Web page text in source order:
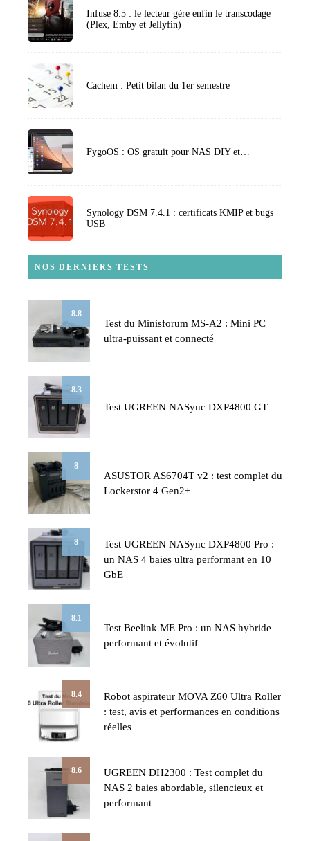
Infuse 8.5 : le lecteur gère enfin le transcodage
(Plex, Emby et Jellyfin)
Cachem : Petit bilan du 1er semestre
FygoOS : OS gratuit pour NAS DIY et…
Synology DSM 7.4.1 : certificats KMIP et bugs
USB
NOS DERNIERS TESTS
8.8
Test du Minisforum MS-A2 : Mini PC
ultra-puissant et connecté
8.3
Test UGREEN NASync DXP4800 GT
8
ASUSTOR AS6704T v2 : test complet du
Lockerstor 4 Gen2+
8
Test UGREEN NASync DXP4800 Pro :
un NAS 4 baies ultra performant en 10
GbE
8.1
Test Beelink ME Pro : un NAS hybride
performant et évolutif
8.4
Robot aspirateur MOVA Z60 Ultra Roller
: test, avis et performances en conditions
réelles
8.6
UGREEN DH2300 : Test complet du
NAS 2 baies abordable, silencieux et
performant